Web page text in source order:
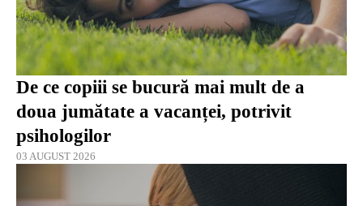
De ce copiii se bucură mai mult de a
doua jumătate a vacanței, potrivit
psihologilor
03 AUGUST 2026